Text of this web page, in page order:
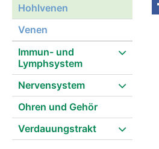
Hohlvenen
Venen
Immun- und
Lymphsystem
Nervensystem
Ohren und Gehör
Verdauungstrakt